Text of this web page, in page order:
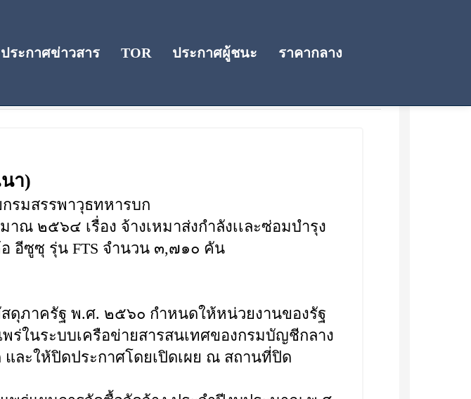
ประกาศข่าวสาร TOR ประกาศผู้ชนะ ราคากลาง
า)
รมสรรพาวุธทหารบก
ณ ๒๕๖๔ เรื่อง จ้างเหมาส่งกำลังเเละซ่อมบำรุง
อีซูซุ รุ่น FTS จำนวน ๓,๗๑๐ คัน
ภาครัฐ พ.ศ. ๒๕๖๐ กำหนดให้หน่วยงานของรัฐ
ร่ในระบบเครือข่ายสารสนเทศของกรมบัญชีกลาง
ละให้ปิดประกาศโดยเปิดเผย ณ สถานที่ปิด